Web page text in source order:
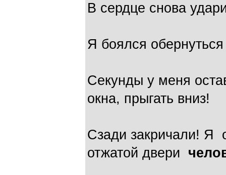
В сердце снова
Я боялся
Секунды у меня
окна, прыгать вниз!
Сзади закричали! Я
отжатой двери